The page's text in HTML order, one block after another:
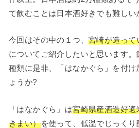
て飲むことは日本酒好きでも難しい
今回はその中の１つ、宮崎が造って
についてご紹介したいと思います
種類に是非、「はなかぐら」を付け
ょうか?
「はなかぐら」は宮崎県産酒造好
きまい）を使って、低温でじっくり